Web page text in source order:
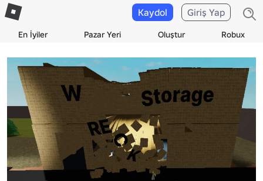
En İyiler Pazar Yeri Oluştur Robux
Kaydol Giriş Yap